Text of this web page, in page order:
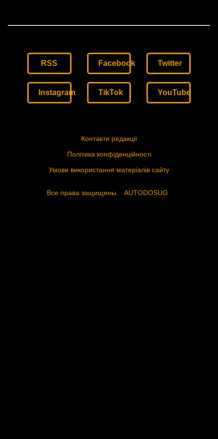
RSS Facebook Twitter
Instagram TikTok YouTube
Контакти редакції
Політика конфіденційності
Умови використання матеріалів сайту
Все права защищены. AUTODOSUG